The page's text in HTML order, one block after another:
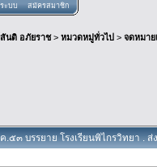
ะบบ สมัครสมาชิก
นติ อภัยราช> หมวดหมู่ทั่วไป > จดหมา
๕๓ บรรยาย โรงเรียนพิไกรวิทยา .